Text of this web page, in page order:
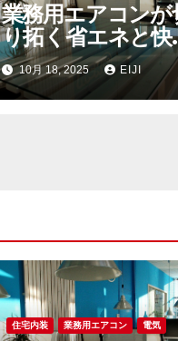
業務用エアコンが
り拓く省エネと快
性を両立する次世
オフィス空調戦略
10月 18, 2025 EIJI
住宅内装 業務用エアコン 電気